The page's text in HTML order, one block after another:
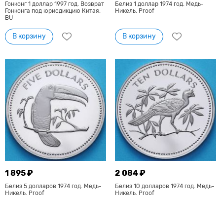
Гонконг 1 доллар 1997 год. Возврат
Гонконга под юрисдикцию Китая.
BU
В корзину
Белиз 1 доллар 1974 год. Медь-
Никель. Proof
В корзину
1 895 ₽
Белиз 5 долларов 1974 год. Медь-
Никель. Proof
2 084 ₽
Белиз 10 долларов 1974 год. Медь-
Никель. Proof